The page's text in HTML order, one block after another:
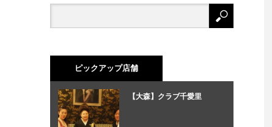
ピックアップ店舗
【大森】クラブ千愛里